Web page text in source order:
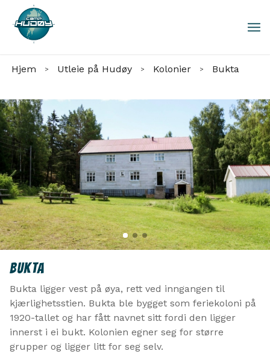
Hjem > Utleie på Hudøy > Kolonier > Bukta
Bukta
Bukta ligger vest på øya, rett ved inngangen til
kjærlighetsstien. Bukta ble bygget som feriekoloni på
1920-tallet og har fått navnet sitt fordi den ligger
innerst i ei bukt. Kolonien egner seg for større
grupper og ligger litt for seg selv.